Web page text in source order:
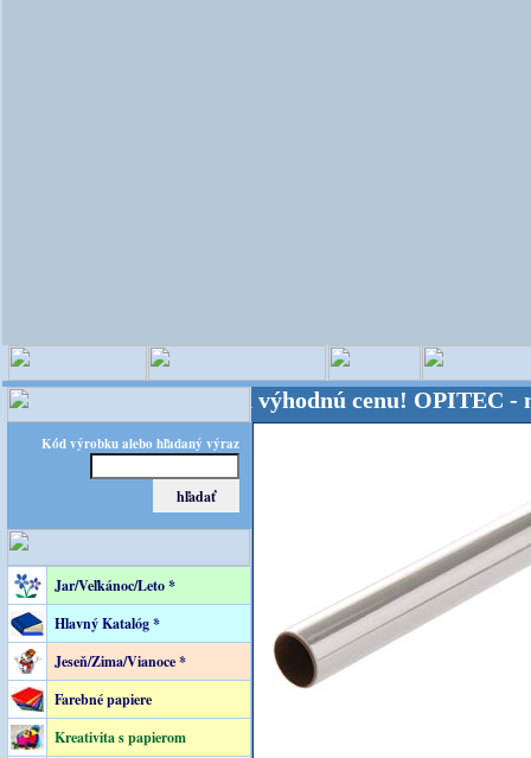
Kód výrobku alebo hľadaný výraz
Jar/Veľkánoc/Leto *
Hlavný Katalóg *
Jeseň/Zima/Vianoce *
Farebné papiere
Kreativita s papierom
- Kvalita za výhodnú cenu! OPITEC -